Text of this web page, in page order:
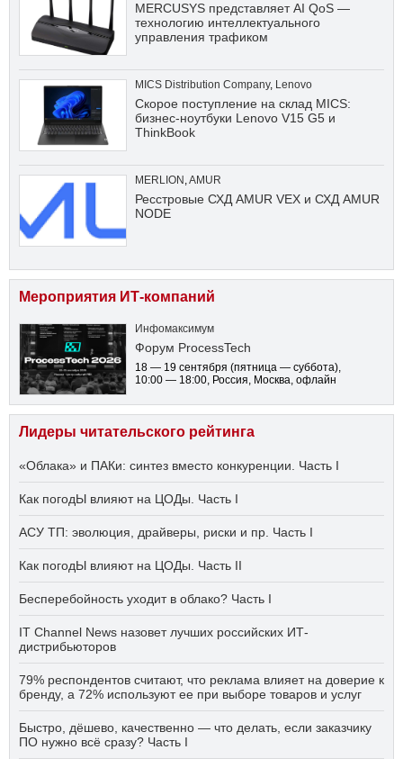
MERCUSYS представляет AI QoS —
технологию интеллектуального
управления трафиком
MICS Distribution Company, Lenovo
Скорое поступление на склад MICS:
бизнес-ноутбуки Lenovo V15 G5 и
ThinkBook
MERLION ,AMUR
Ресстровые СХД AMUR VEX и СХД AMUR
NODE
Мероприятия ИТ-компаний
Инфомаксимум
Форум ProcessTech
18 — 19 сентября (пятница — суббота),
10:00 — 18:00, Россия, Москва, офлайн
Лидеры читательского рейтинга
«Облака» и ПАКи: синтез вместо конкуренции. Часть I
Как погодЫ влияют на ЦОДы. Часть I
АСУ ТП: эволюция, драйверы, риски и пр. Часть I
Как погодЫ влияют на ЦОДы. Часть II
Бесперебойность уходит в облако? Часть I
IT Channel News назовет лучших российских ИТ-
дистрибьюторов
79% респондентов считают, что реклама влияет на доверие к
бренду, а 72% используют ее при выборе товаров и услуг
Быстро, дёшево, качественно — что делать, если заказчику
ПО нужно всё сразу? Часть I